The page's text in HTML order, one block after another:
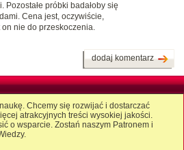
Pozostałe próbki badałoby się
Cena jest, oczywiście,
nie do przeskoczenia.
dodaj komentarz
Chcemy się rozwijać i dostarczać
atrakcyjnych treści wysokiej jakości.
o wsparcie. Zostań naszym Patronem i